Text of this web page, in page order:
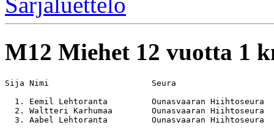
M12 Miehet 12 vuotta 1
Sija Nimi                     Seura
1. Eemil Lehtoranta         Ounasvaaran Hiihtoseura
2. Waltteri Karhumaa        Ounasvaaran Hiihtoseura